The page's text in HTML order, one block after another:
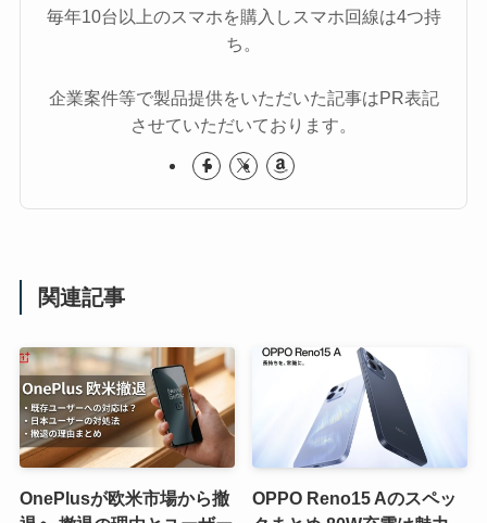
毎年10台以上のスマホを購入しスマホ回線は4つ持
ち。
企業案件等で製品提供をいただいた記事はPR表記
させていただいております。
関連記事
OnePlusが欧米市場から撤
OPPO Reno15 Aのスペッ